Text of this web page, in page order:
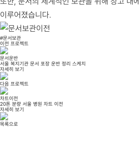
이루어졌습니다.
#문서보관
이전 프로젝트
문서운반
서울 복지기관 문서 포장 운반 정리 스케치
자세히 보기
다음 프로젝트
차트이전
20톤 분량 서울 병원 차트 이전
자세히 보기
목록으로